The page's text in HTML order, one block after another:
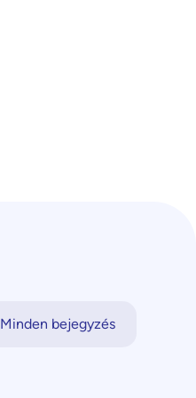
Minden bejegyzés